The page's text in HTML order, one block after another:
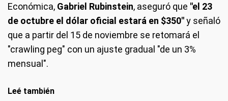
Económica, Gabriel Rubinstein, aseguró que "el 23
de octubre el dólar oficial estará en $350"y señaló
que a partir del 15 de noviembre se retomará el
"crawling peg" con un ajuste gradual "de un 3%
mensual".
Leé también